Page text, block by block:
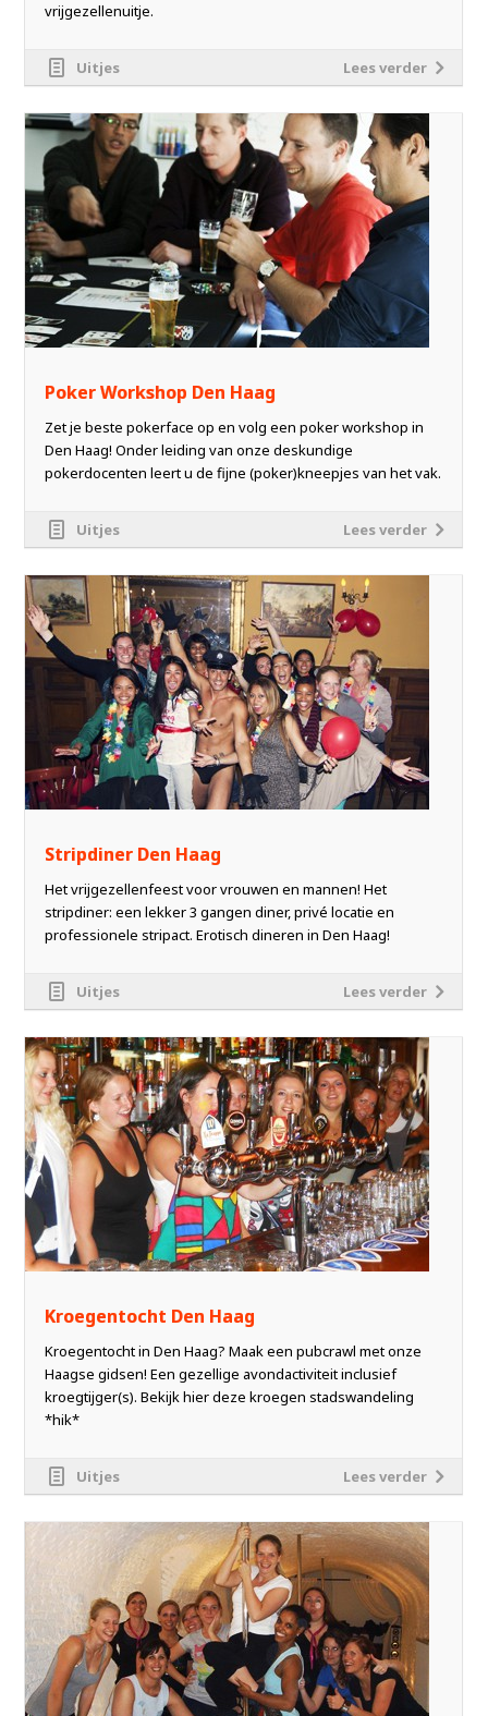
vrijgezellenuitje.
Lees verder
Uitjes
Poker Workshop Den Haag
Zet je beste pokerface op en volg een poker workshop in
Den Haag! Onder leiding van onze deskundige
pokerdocenten leert u de fijne (poker)kneepjes van het vak.
Lees verder
Uitjes
Stripdiner Den Haag
Het vrijgezellenfeest voor vrouwen en mannen! Het
stripdiner: een lekker 3 gangen diner, privé locatie en
professionele stripact. Erotisch dineren in Den Haag!
Lees verder
Uitjes
Kroegentocht Den Haag
Kroegentocht in Den Haag? Maak een pubcrawl met onze
Haagse gidsen! Een gezellige avondactiviteit inclusief
kroegtijger(s). Bekijk hier deze kroegen stadswandeling
*hik*
Lees verder
Uitjes